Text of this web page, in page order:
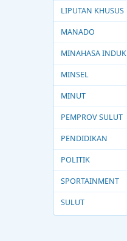
LIPUTAN KHUSUS
MANADO
MINAHASA INDUK
MINSEL
MINUT
PEMPROV SULUT
PENDIDIKAN
POLITIK
SPORTAINMENT
SULUT